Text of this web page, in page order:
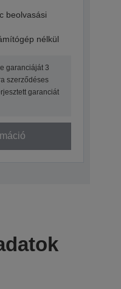
beolvasási
nélkül
garanciáját 3
szerződéses
garanciát